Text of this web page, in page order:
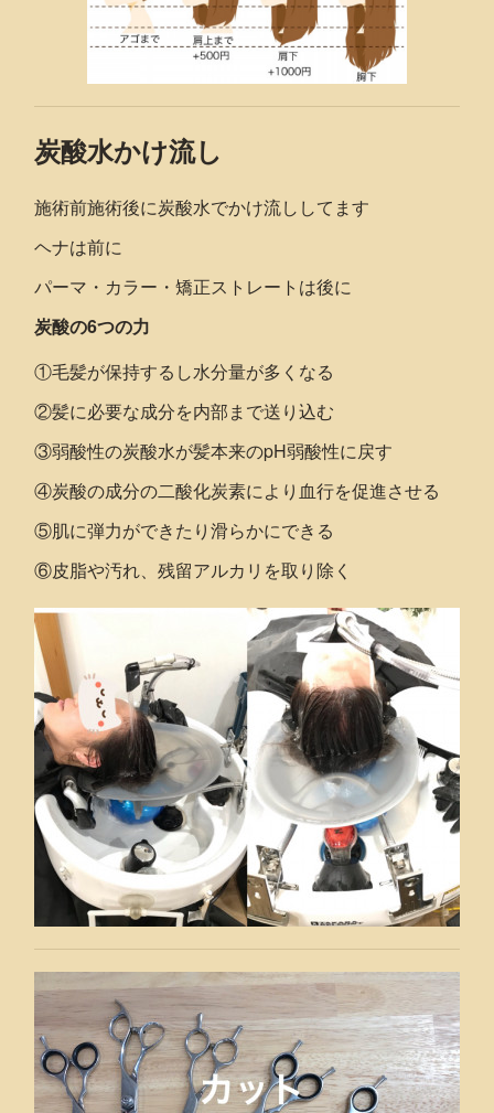
炭酸水かけ流し
施術前施術後に炭酸水でかけ流ししてます
ヘナは前に
パーマ・カラー・矯正ストレートは後に
炭酸の6つの力
①毛髪が保持するし水分量が多くなる
②髪に必要な成分を内部まで送り込む
③弱酸性の炭酸水が髪本来のpH弱酸性に戻す
④炭酸の成分の二酸化炭素により血行を促進させる
⑤肌に弾力ができたり滑らかにできる
⑥皮脂や汚れ、残留アルカリを取り除く